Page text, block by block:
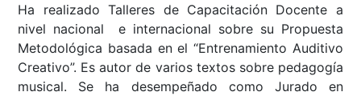
Ha realizado Talleres de Capacitación Docente a
nivel nacional e internacional sobre su Propuesta
Metodológica basada en el “Entrenamiento Auditivo
Creativo”. Es autor de varios textos sobre pedagogía
musical. Se ha desempeñado como Jurado en